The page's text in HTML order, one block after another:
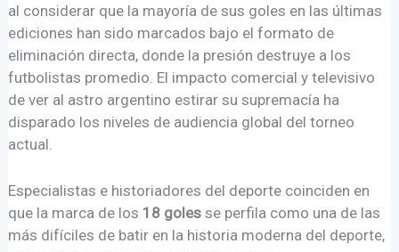
al considerar que la mayoría de sus goles en las últimas
ediciones han sido marcados bajo el formato de
eliminación directa, donde la presión destruye a los
futbolistas promedio. El impacto comercial y televisivo
de ver al astro argentino estirar su supremacía ha
disparado los niveles de audiencia global del torneo
actual.
Especialistas e historiadores del deporte coinciden en
que la marca de los 18 goles se perfila como una de las
más difíciles de batir en la historia moderna del deporte,